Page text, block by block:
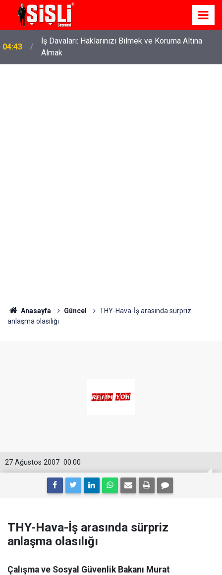
04:43
İş Davaları: Haklarınızı Bilmek ve Koruma Altına
Almak
Anasayfa Güncel
THY-Hava-İş arasında sürpriz
anlaşma olasılığı
00:00
27 Ağustos 2007
THY-Hava-İş arasında sürpriz
anlaşma olasılığı
Çalışma ve Sosyal Güvenlik Bakanı Murat